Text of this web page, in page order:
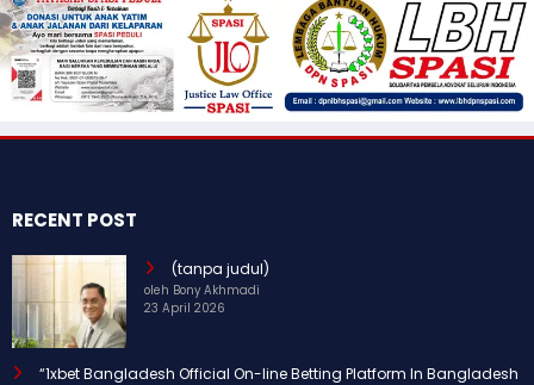
RECENT POST
(tanpa judul)
oleh Bony Akhmadi
23 April 2026
“1xbet Bangladesh Official On-line Betting Platform In Bangladesh